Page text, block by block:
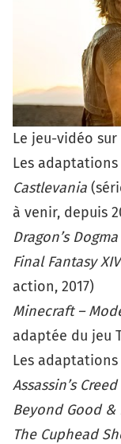
Le jeu-vidéo
Les
Castlevania
à venir, depuis
Dragon’s Dogma
Final Fantasy
action, 2017)
Minecraft –
adaptée du jeu
Les
Assassin’s Creed
Beyond Good &
The Cuphead